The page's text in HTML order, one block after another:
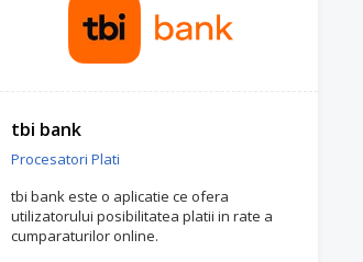
tbi bank
Procesatori Plati
tbi bank este o aplicatie ce ofera
utilizatorului posibilitatea platii in rate a
cumparaturilor online.